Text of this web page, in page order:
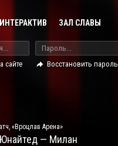
ИНТЕРАКТИВ ЗАЛ СЛАВЫ
сайте
Восстановить пароль
«Вроцлав Арена»
— Милан